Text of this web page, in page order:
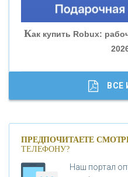
«СОВКОМБАНК»
«ГАЗПРОМБАНК»
«МОСКОВСКИЙ
Как купить Robux:
ВСЕ
ПРЕДПОЧИТАЕТЕ
ТЕЛЕФОНУ?
Наш портал